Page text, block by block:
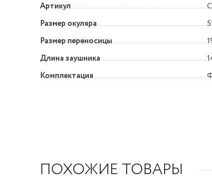
Артикул
Размер окуляра
Размер переносицы
Длина заушника
Комплектация
ПОХОЖИЕ ТОВАРЫ